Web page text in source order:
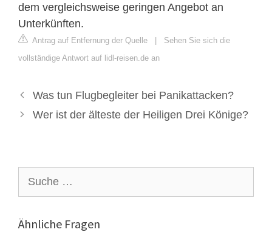
dem vergleichsweise geringen Angebot an
Unterkünften.
Antrag auf Entfernung der Quelle | Sehen Sie sich die
vollständige Antwort auf lidl-reisen.de an
Was tun Flugbegleiter bei Panikattacken?
Wer ist der älteste der Heiligen Drei Könige?
nach:
Ähnliche Fragen